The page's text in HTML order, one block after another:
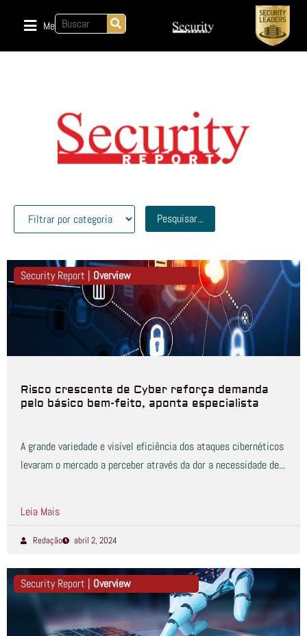
Menu
Pesquisar...
Security Report | Overview
Risco crescente de Cyber reforça demanda
pelo básico bem-feito, aponta especialista
A grande variedade e visível eficiência dos ataques cibernéticos
levaram o mercado a perceber através da dor a necessidade de...
Leia Mais
Redação abril 2, 2024
Security Report | Overview